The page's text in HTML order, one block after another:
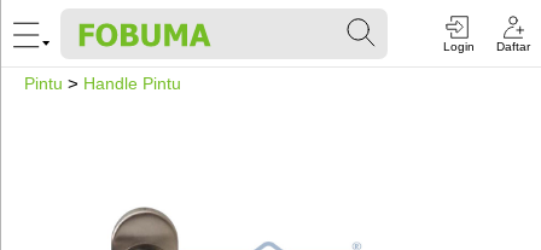
Login Daftar
Pintu > Handle Pintu